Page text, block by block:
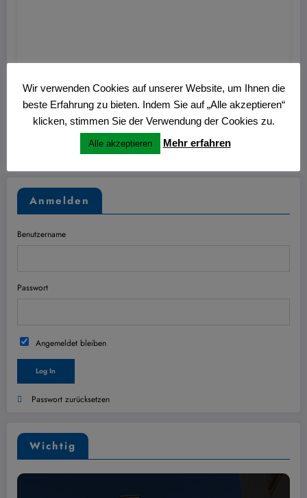
Monatsjournal November 2024
14. November 2024
Anmelden
Benutzername
Passwort
Angemeldet bleiben
Passwort zurücksetzen
Wichtig
Wir verwenden Cookies auf unserer Website, um Ihnen die
beste Erfahrung zu bieten. Indem Sie auf „Alle akzeptieren“
klicken, stimmen Sie der Verwendung der Cookies zu.
Alle akzeptieren Mehr erfahren